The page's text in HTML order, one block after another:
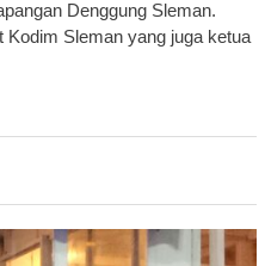
Denggung Sleman.
Sleman yang juga ketua